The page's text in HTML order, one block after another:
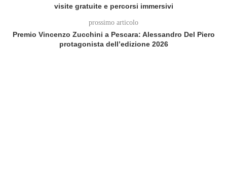
visite gratuite e percorsi immersivi
prossimo articolo
Premio Vincenzo Zucchini a Pescara: Alessandro Del Piero
protagonista dell’edizione 2026